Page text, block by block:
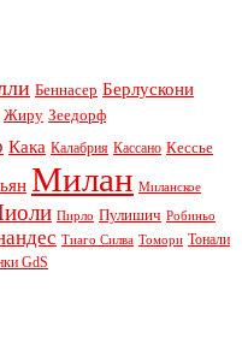
Беннасер Берлускони
Жиру Зеедорф
Кака Калабрия Кассано Кессье
Милан Миланское
Пирло Пулишич Робиньо
Тиаго Силва Томори Тонали
GdS